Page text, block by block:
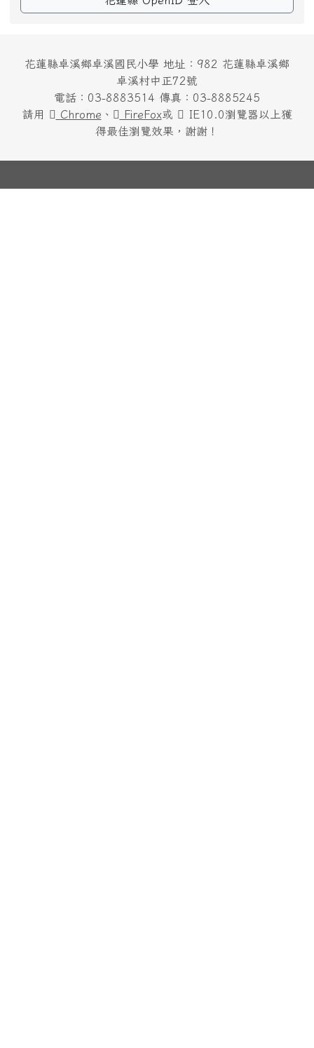
花蓮縣卓溪鄉卓溪國民小學 地址：982 花蓮縣卓溪鄉
卓溪村中正72號
電話：03-8883514 傳真：03-8885245
請用
Chrome 、 FireFox或
IE10.0瀏覽器以上獲
得最佳瀏覽效果，謝謝！